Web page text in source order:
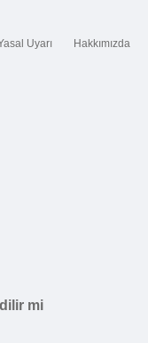
Uyarı Hakkımızda
mi